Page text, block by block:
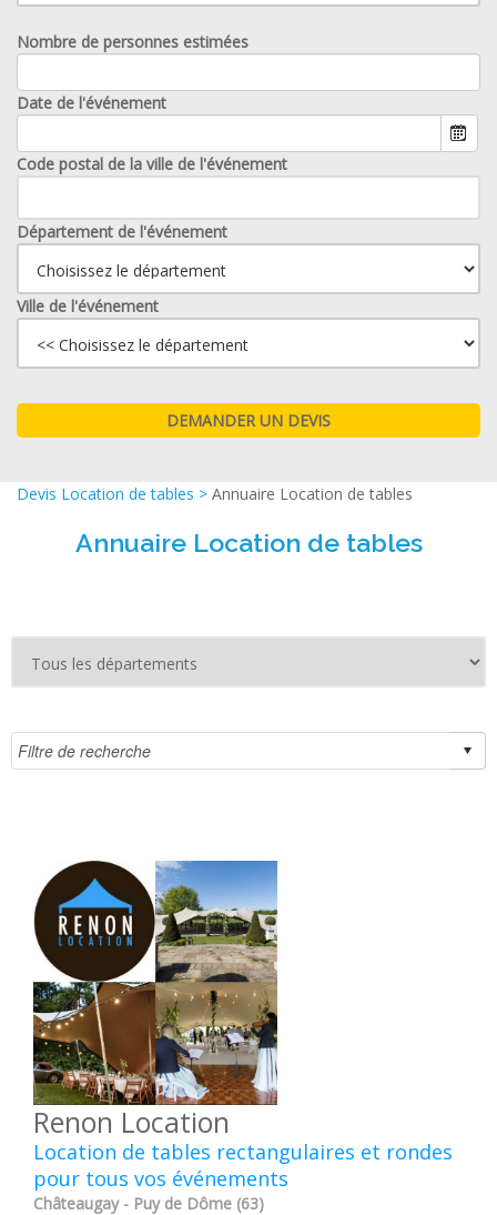
Nombre de personnes estimées
Date de l'événement
Code postal de la ville de l'événement
Département de l'événement
Ville de l'événement
Devis Location de tables > Annuaire Location de tables
Annuaire Location de tables
Renon Location
Location de tables rectangulaires et rondes
pour tous vos événements
Châteaugay - Puy de Dôme (63)